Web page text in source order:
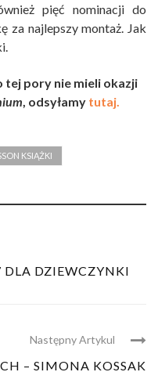
pięć nominacji do
za najlepszy montaż. Jak
pory nie mieli okazji
, odsyłamy tutaj.
KSIĄŻKI
DZIEWCZYNKI
Następny Artykul
– SIMONA KOSSAK